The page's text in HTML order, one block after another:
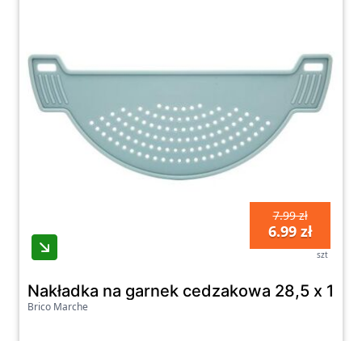
7.99 zł
6.99 zł
szt
Nakładka na garnek cedzakowa 28,5 x 12
Brico Marche